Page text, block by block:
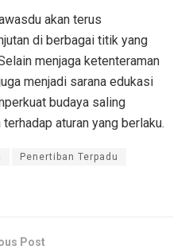
akan terus
di berbagai titik yang
menjaga ketenteraman
menjadi sarana edukasi
budaya saling
aturan yang berlaku.
Penertiban Terpadu
Post